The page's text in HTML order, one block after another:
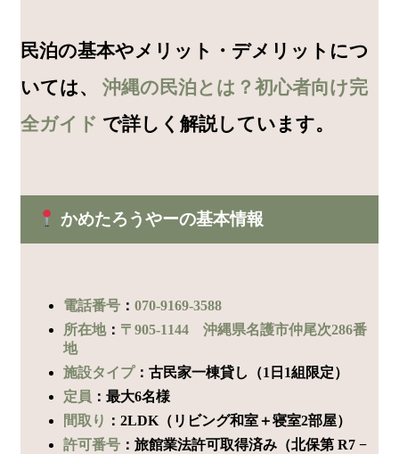
民泊の基本やメリット・デメリットにつ
いては、 沖縄の民泊とは？初心者向け完
全ガイド で詳しく解説しています。
かめたろうやーの基本情報
電話番号 ： 070-9169-3588
所在地： 〒905-1144 沖縄県名護市仲尾次286番
地
施設タイプ：古民家一棟貸し（1日1組限定）
定員 ：最大6名様
間取り ：2LDK（リビング和室＋寝室2部屋）
許可番号 ：旅館業法許可取得済み（北保第 R7 −